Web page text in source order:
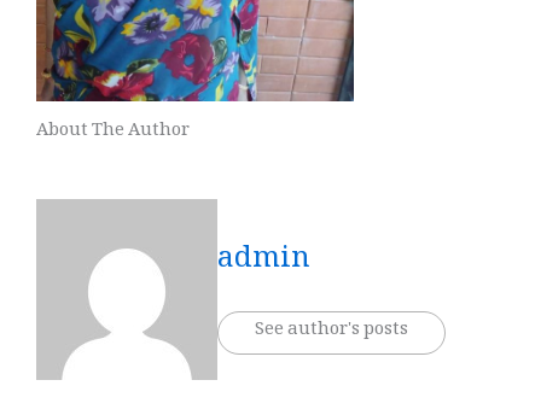
About The Author
admin
See author's posts